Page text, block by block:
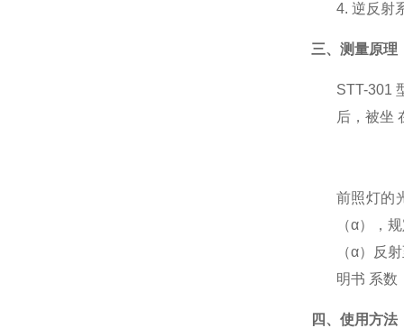
4. 逆反射
三、测量原理
STT-301
后，被坐
前照灯的
（α），
（α）反
明书 系数
四、使用方法